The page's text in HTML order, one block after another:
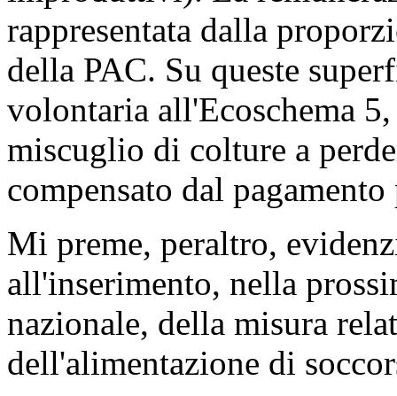
rappresentata dalla
della PAC. Su queste
volontaria all'Ecoschema
miscuglio di colture a
compensato dal
Mi preme, peraltro,
all'inserimento, nella
nazionale, della misura
dell'alimentazione di